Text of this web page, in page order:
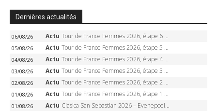
Dernières actualités
06/08/26 Actu Tour de France Femmes 2026, étape 6 – Kim Le Court-Pienaar gagne à Tournon, Reusser en jaune
05/08/26 Actu Tour de France Femmes 2026, étape 5 – Demi Vollering gagne à Belleville, Reusser en jaune, Ferrand-Prévot coule
04/08/26 Actu Tour de France Femmes 2026, étape 4 – Marlen Reusser écrase le chrono, Ferrand-Prévot en crise
03/08/26 Actu Tour de France Femmes 2026, étape 3 – Sigrid Haugset en solitaire, 88 km d’échappée, maillot jaune
02/08/26 Actu Tour de France Femmes 2026, étape 2 – Lorena Wiebes doublé à Genève, Markus héroïque, 7e record
01/08/26 Actu Tour de France Femmes 2026, étape 1 – Lorena Wiebes intouchable à Lausanne, premier maillot jaune
01/08/26 Actu Clasica San Sebastian 2026 – Evenepoel recordman, 4e victoire, Carapaz battu au sprint